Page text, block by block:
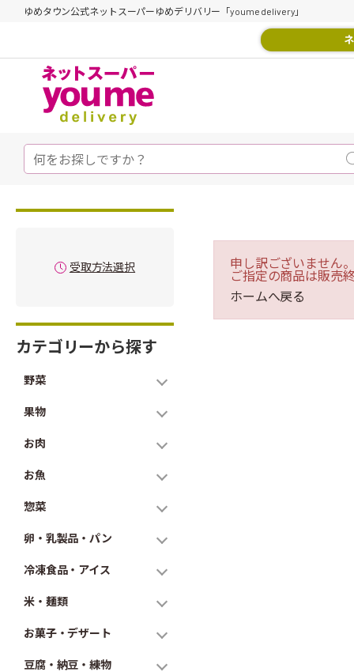
ゆめタウン公式ネットスーパーゆめデリバリー「youme delivery」
受取方法選択
カテゴリーから探す
野菜
果物
お肉
お魚
惣菜
卵・乳製品・パン
冷凍食品・アイス
米・麺類
お菓子・デザート
豆腐・納豆・練物
申し訳ございません
ご指定の商品は販売
ホームへ戻る